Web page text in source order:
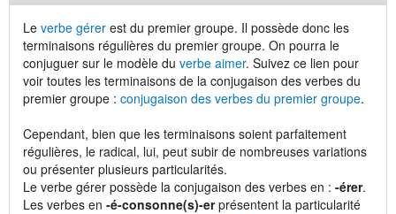
Le verbe gérer est du premier groupe. Il possède donc les
terminaisons régulières du premier groupe. On pourra le
conjuguer sur le modèle du verbe aimer. Suivez ce lien pour
voir toutes les terminaisons de la conjugaison des verbes du
premier groupe : conjugaison des verbes du premier groupe.
Cependant, bien que les terminaisons soient parfaitement
régulières, le radical, lui, peut subir de nombreuses variations
ou présenter plusieurs particularités.
Le verbe gérer possède la conjugaison des verbes en : -érer.
Les verbes en -é-consonne(s)-erprésentent la particularité